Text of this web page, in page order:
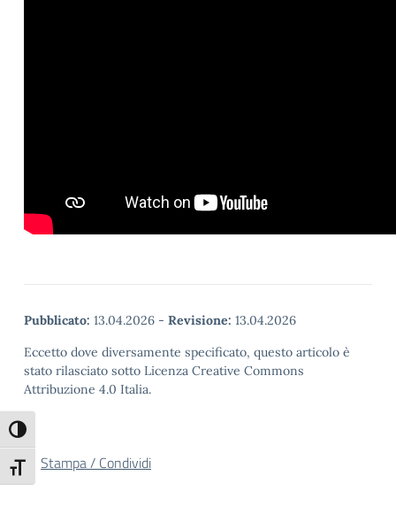
Attiva/disattiva alto contrasto
Attiva/disattiva dimensione testo
Pubblicato: 13.04.2026 - Revisione: 13.04.2026
Eccetto dove diversamente specificato, questo articolo è
stato rilasciato sotto Licenza Creative Commons
Attribuzione 4.0 Italia.
Stampa / Condividi